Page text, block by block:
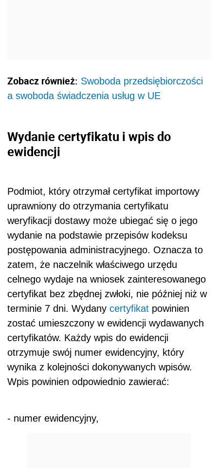
Zobacz również: Swoboda przedsiębiorczości
a swoboda świadczenia usług w UE
Wydanie certyfikatu i wpis do
ewidencji
Podmiot, który otrzymał certyfikat importowy
uprawniony do otrzymania certyfikatu
weryfikacji dostawy może ubiegać się o jego
wydanie na podstawie przepisów kodeksu
postępowania administracyjnego. Oznacza to
zatem, że naczelnik właściwego urzędu
celnego wydaje na wniosek zainteresowanego
certyfikat bez zbędnej zwłoki, nie później niż w
terminie 7 dni. Wydany certyfikat powinien
zostać umieszczony w ewidencji wydawanych
certyfikatów. Każdy wpis do ewidencji
otrzymuje swój numer ewidencyjny, który
wynika z kolejności dokonywanych wpisów.
Wpis powinien odpowiednio zawierać:
- numer ewidencyjny,